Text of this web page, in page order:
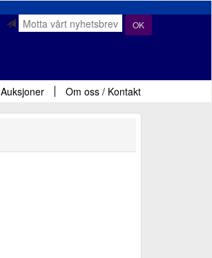
OK
Auksjoner Om oss / Kontakt